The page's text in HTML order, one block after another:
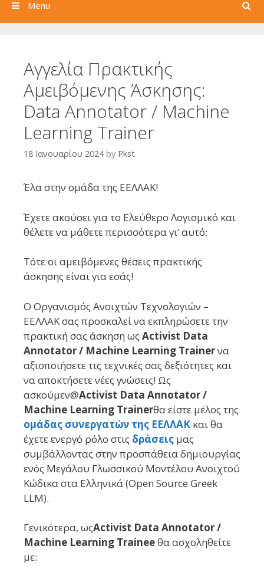
Search
Menu
Αγγελία Πρακτικής
Αμειβόμενης Άσκησης:
Data Annotator / Machine
Learning Trainer
18 Ιανουαρίου 2024 by Pkst
Έλα στην ομάδα της ΕΕΛΛΑΚ!
Έχετε ακούσει για το Ελεύθερο Λογισμικό και
θέλετε να μάθετε περισσότερα γι’ αυτό;
Τότε οι αμειβόμενες θέσεις πρακτικής
άσκησης είναι για εσάς!
Ο Οργανισμός Ανοιχτών Τεχνολογιών –
ΕΕΛΛΑΚ σας προσκαλεί να εκπληρώσετε την
πρακτική σας άσκηση ως Activist Data
Annotator / Machine Learning Trainerνα
αξιοποιήσετε τις τεχνικές σας δεξιότητες και
να αποκτήσετε νέες γνώσεις! Ως
ασκούμεν@Activist Data Annotator /
Machine Learning Trainerθα είστε μέλος της
ομάδας συνεργατών της ΕΕΛΛΑΚ και θα
έχετε ενεργό ρόλο στις δράσεις μας
συμβάλλοντας στην προσπάθεια δημιουργίας
ενός Μεγάλου Γλωσσικού Μοντέλου Ανοιχτού
Κώδικα στα Ελληνικά (Open Source Greek
LLM).
Γενικότερα, ωςActivist Data Annotator /
Machine Learning Traineeθα ασχοληθείτε
με: